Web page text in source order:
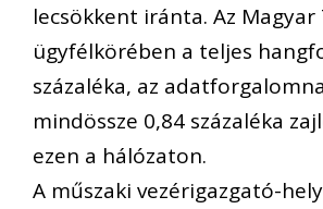
lecsökkent iránta. Az Magyar
ügyfélkörében a teljes
százaléka, az
mindössze 0,84 százaléka
ezen a hálózaton.
A műszaki vezérigazgató-